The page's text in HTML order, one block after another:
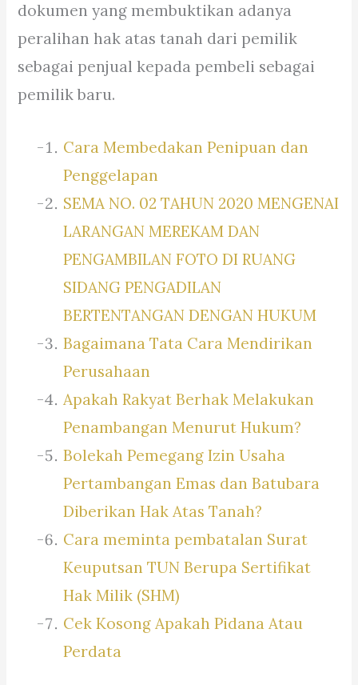
dokumen yang membuktikan adanya
peralihan hak atas tanah dari pemilik
sebagai penjual kepada pembeli sebagai
pemilik baru.
Cara Membedakan Penipuan dan
Penggelapan
SEMA NO. 02 TAHUN 2020 MENGENAI
LARANGAN MEREKAM DAN
PENGAMBILAN FOTO DI RUANG
SIDANG PENGADILAN
BERTENTANGAN DENGAN HUKUM
Bagaimana Tata Cara Mendirikan
Perusahaan
Apakah Rakyat Berhak Melakukan
Penambangan Menurut Hukum?
Bolekah Pemegang Izin Usaha
Pertambangan Emas dan Batubara
Diberikan Hak Atas Tanah?
Cara meminta pembatalan Surat
Keuputsan TUN Berupa Sertifikat
Hak Milik (SHM)
Cek Kosong Apakah Pidana Atau
Perdata